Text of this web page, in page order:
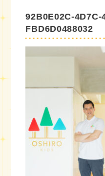
92B0E02C-4D7C-
FBD6D0488032